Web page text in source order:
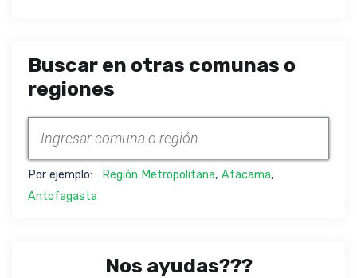
Buscar en otras comunas o
regiones
Por ejemplo: Región Metropolitana, Atacama,
Antofagasta
Nos ayudas???